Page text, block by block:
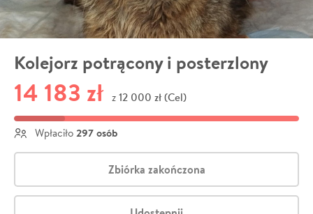
Kolejorz potrącony i posterzlony
14 183 zł z 12 000 zł (Cel)
Wpłaciło 297 osób
Zbiórka zakończona